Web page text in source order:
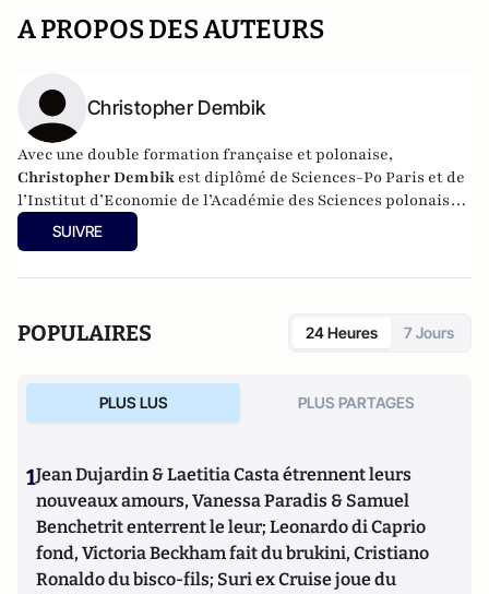
A PROPOS DES AUTEURS
Christopher Dembik
Avec une double formation française et polonaise,
Christopher Dembik est diplômé de Sciences-Po Paris et de
l’Institut d’Economie de l’Académie des Sciences polonaise.
Il a vécu cinq ans à l’étranger, en Pologne et en Israël, où il a
travaillé pour la Mission Economique de l’Ambassade de
SUIVRE
POPULAIRES 24 Heures 7 Jours
PLUS LUS PLUS PARTAGES
1Jean Dujardin & Laetitia Casta étrennent leurs
nouveaux amours, Vanessa Paradis & Samuel
Benchetrit enterrent le leur; Leonardo di Caprio
fond, Victoria Beckham fait du brukini, Cristiano
Ronaldo du bisco-fils; Suri ex Cruise joue du